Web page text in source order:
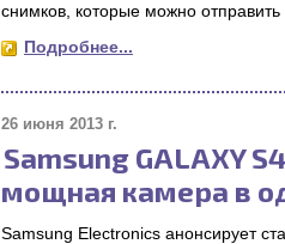
снимков, которые можно отправить
Подробнее...
26 июня 2013 г.
Samsung GALAXY
мощная камера в
Samsung Electronics анонсирует